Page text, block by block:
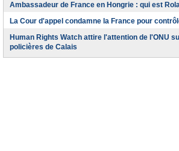
Ambassadeur de France en Hongrie : qui est
La Cour d'appel condamne la France pour
Human Rights Watch attire l'attention de l'ONU
policières de Calais